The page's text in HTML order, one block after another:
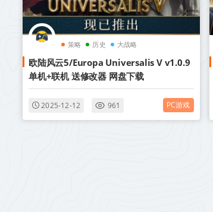
策略 历史 大战略
欧陆风云5/Europa Universalis V v1.0.9
单机+联机 送修改器 网盘下载
2025-12-12 961 PC游戏